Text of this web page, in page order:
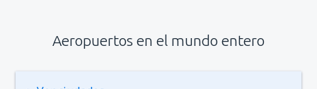
Aeropuertos en el mundo entero